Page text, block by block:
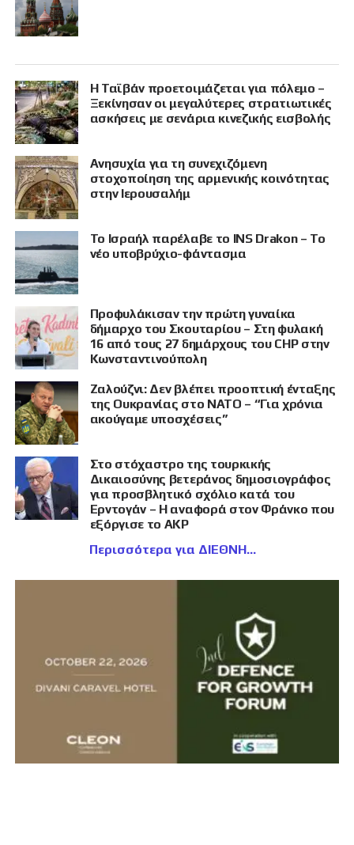
Η Ταϊβάν προετοιμάζεται για πόλεμο –
Ξεκίνησαν οι μεγαλύτερες στρατιωτικές
ασκήσεις με σενάρια κινεζικής εισβολής
Ανησυχία για τη συνεχιζόμενη
στοχοποίηση της αρμενικής κοινότητας
στην Ιερουσαλήμ
Το Ισραήλ παρέλαβε το INS Drakon – Το
νέο υποβρύχιο-φάντασμα
Προφυλάκισαν την πρώτη γυναίκα
δήμαρχο του Σκουταρίου – Στη φυλακή
16 από τους 27 δημάρχους του CHP στην
Κωνσταντινούπολη
Ζαλούζνι: Δεν βλέπει προοπτική ένταξης
της Ουκρανίας στο ΝΑΤΟ – “Για χρόνια
ακούγαμε υποσχέσεις”
Στο στόχαστρο της τουρκικής
Δικαιοσύνης βετεράνος δημοσιογράφος
για προσβλητικό σχόλιο κατά του
Ερντογάν – Η αναφορά στον Φράνκο που
εξόργισε το AKP
Περισσότερα για ΔΙΕΘΝΗ